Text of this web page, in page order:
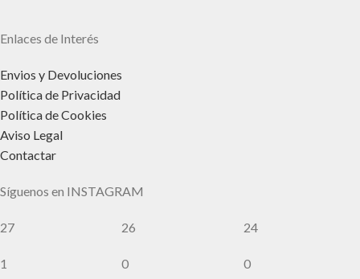
Enlaces de Interés
Envios y Devoluciones
Política de Privacidad
Política de Cookies
Aviso Legal
Contactar
Síguenos en INSTAGRAM
27
1
26
0
24
0